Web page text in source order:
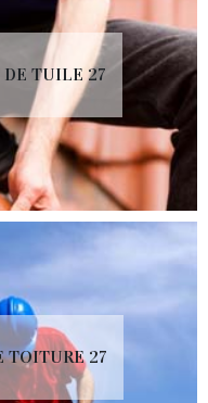
TUILE 27
TOITURE 27